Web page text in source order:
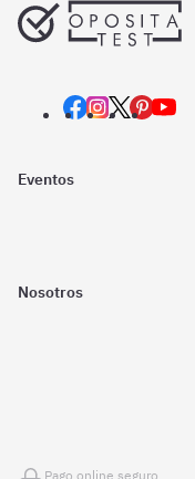
Eventos
Nosotros
Pago online seguro